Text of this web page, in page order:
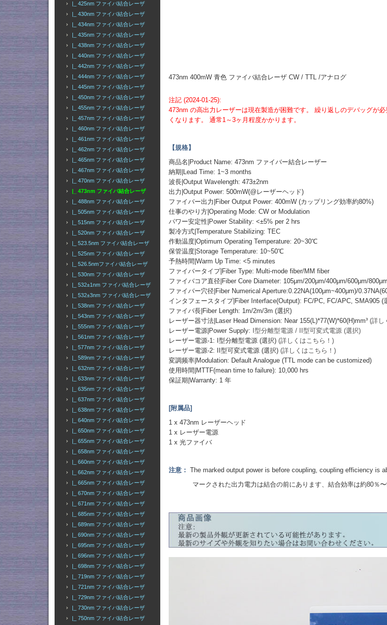
|_ 425nm ファイバ結合レーザ
|_ 430nm ファイバ結合レーザ
|_ 434nm ファイバ結合レーザ
|_ 435nm ファイバ結合レーザ
|_ 438nm ファイバ結合レーザ
|_ 440nm ファイバ結合レーザ
|_ 442nm ファイバ結合レーザ
|_ 444nm ファイバ結合レーザ
|_ 445nm ファイバ結合レーザ
|_ 450nm ファイバ結合レーザ
|_ 455nm ファイバ結合レーザ
|_ 457nm ファイバ結合レーザ
|_ 460nm ファイバ結合レーザ
|_ 461nm ファイバ結合レーザ
|_ 462nm ファイバ結合レーザ
|_ 465nm ファイバ結合レーザ
|_ 467nm ファイバ結合レーザ
|_ 470nm ファイバ結合レーザ
|_ 473nm ファイバ結合レーザ
|_ 488nm ファイバ結合レーザ
|_ 505nm ファイバ結合レーザ
|_ 515nm ファイバ結合レーザ
|_ 520nm ファイバ結合レーザ
|_ 523.5nm ファイバ結合レーザ
|_ 525nm ファイバ結合レーザ
|_ 526.5nmファイバ結合レーザ
|_ 530nm ファイバ結合レーザ
|_ 532±1nm ファイバ結合レーザ
|_ 532±3nm ファイバ結合レーザ
|_ 538nm ファイバ結合レーザ
|_ 543nm ファイバ結合レーザ
|_ 555nm ファイバ結合レーザ
|_ 561nm ファイバ結合レーザ
|_ 577nm ファイバ結合レーザ
|_ 589nm ファイバ結合レーザ
|_ 632nm ファイバ結合レーザ
|_ 633nm ファイバ結合レーザ
|_ 635nm ファイバ結合レーザ
|_ 637nm ファイバ結合レーザ
|_ 638nm ファイバ結合レーザ
|_ 640nm ファイバ結合レーザ
|_ 650nm ファイバ結合レーザ
|_ 655nm ファイバ結合レーザ
|_ 658nm ファイバ結合レーザ
|_ 660nm ファイバ結合レーザ
|_ 662nm ファイバ結合レーザ
|_ 665nm ファイバ結合レーザ
|_ 670nm ファイバ結合レーザ
|_ 671nm ファイバ結合レーザ
|_ 685nm ファイバ結合レーザ
|_ 689nm ファイバ結合レーザ
|_ 690nm ファイバ結合レーザ
|_ 695nm ファイバ結合レーザ
|_ 696nm ファイバ結合レーザ
|_ 698nm ファイバ結合レーザ
|_ 719nm ファイバ結合レーザ
|_ 721nm ファイバ結合レーザ
|_ 729nm ファイバ結合レーザ
|_ 730nm ファイバ結合レーザ
|_ 750nm ファイバ結合レーザ
473nm 400mW 青色 ファイバ結合レーザ CW / TTL /アナログ
注記 (2024-01-25):
473nm の高出力レーザーは現在製造が困難です。 繰り返しのデバッグが
くなります。 通常1～3ヶ月程度かかります。
【規格】
商品名|Product Name: 473nm ファイバー結合レーザー
納期|Lead Time: 1~3 months
波長|Output Wavelength: 473±2nm
出力|Output Power: 500mW(@レーザーヘッド)
ファイバー出力|Fiber Output Power: 400mW (カップリング効率約80%)
仕事のやり方|Operating Mode: CW or Modulation
パワー安定性|Power Stability: <±5% per 2 hrs
製冷方式|Temperature Stabilizing: TEC
作動温度|Optimum Operating Temperature: 20~30℃
保管温度|Storage Temperature: 10~50℃
予熱時間|Warm Up Time: <5 minutes
ファイバータイプ|Fiber Type: Multi-mode fiber/MM fiber
ファイバコア直径|Fiber Core Diameter: 105μm/200μm/400μm/600μm/
ファイバー穴径|Fiber Numerical Aperture:0.22NA(100μm~400μm)/
インタフェースタイプ|Fiber Interface(Output): FC/PC, FC/APC, SMA905 (
ファイバ長|Fiber Length: 1m/2m/3m (選択)
レーザー器寸法|Laser Head Dimension: Near 155(L)*77(W)*60(H)mm³(詳し
レーザー電源|Power Supply: I型分離型電源 / II型可変式電源 (選択)
レーザー電源-1: I型分離型電源 (選択)(詳しくはこちら！)
レーザー電源-2: II型可変式電源 (選択)(詳しくはこちら！)
変調频率|Modulation: Default Analogue (TTL mode can be customized)
使用時間|MTTF(mean time to failure): 10,000 hrs
保証期|Warranty: 1 年
[附属品]
1 x 473nm レーザーヘッド
1 x レーザー電源
1 x 光ファイバ
注意： The marked output power is before coupling, coupling efficiency is
マークされた出力電力は結合の前にあります、結合効率は約80％〜